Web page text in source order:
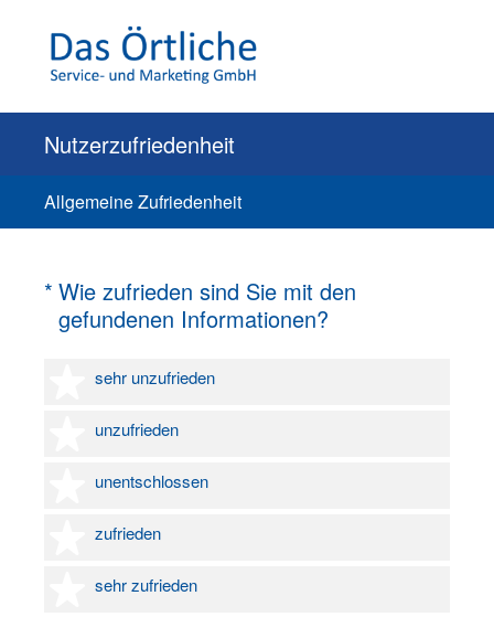
Nutzerzufriedenheit
Allgemeine Zufriedenheit
* Wie zufrieden sind Sie mit den
gefundenen Informationen?
(Erforderlich.)
sehr unzufrieden
1 Stern
unzufrieden
2 Sterne
unentschlossen
3 Sterne
zufrieden
4 Sterne
sehr zufrieden
5 Sterne